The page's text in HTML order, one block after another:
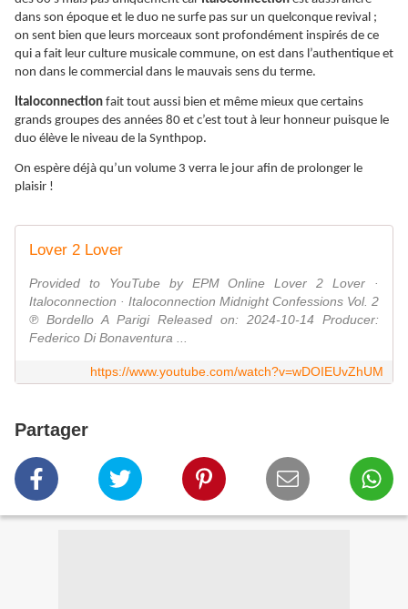
dans son époque et le duo ne surfe pas sur un quelconque revival ;
on sent bien que leurs morceaux sont profondément inspirés de ce
qui a fait leur culture musicale commune, on est dans l’authentique et
non dans le commercial dans le mauvais sens du terme.
Italoconnection fait tout aussi bien et même mieux que certains
grands groupes des années 80 et c’est tout à leur honneur puisque le
duo élève le niveau de la Synthpop.
On espère déjà qu’un volume 3 verra le jour afin de prolonger le
plaisir !
Lover 2 Lover
Provided to YouTube by EPM Online Lover 2 Lover ·
Italoconnection · Italoconnection Midnight Confessions Vol. 2
℗ Bordello A Parigi Released on: 2024-10-14 Producer:
Federico Di Bonaventura ...
https://www.youtube.com/watch?v=wDOIEUvZhUM
Partager